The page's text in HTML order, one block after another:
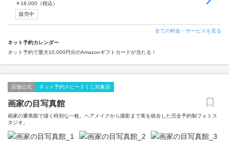
￥ 18,000 （税込）
販売中
全ての料金・サービスを見る
ネット予約カレンダー
ネット予約で最大10,000円分のAmazonギフトカードが当たる！
店舗公式 ネット予約スピードくじ対象店
画家の目写真館
画家の審美眼で描く特別な一枚。ヘアメイクから撮影まで美を統合した完全予約制フォトス
タジオ。